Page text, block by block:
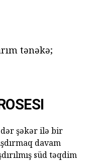
tənəkə;
şəkər ilə bir
davam
süd təqdim